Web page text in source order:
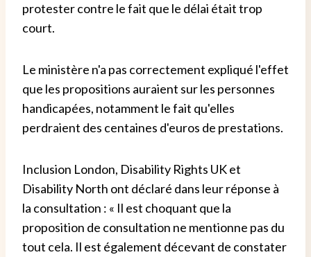
protester contre le fait que le délai était trop
court.
Le ministère n'a pas correctement expliqué l'effet
que les propositions auraient sur les personnes
handicapées, notamment le fait qu'elles
perdraient des centaines d'euros de prestations.
Inclusion London, Disability Rights UK et
Disability North ont déclaré dans leur réponse à
la consultation : « Il est choquant que la
proposition de consultation ne mentionne pas du
tout cela. Il est également décevant de constater